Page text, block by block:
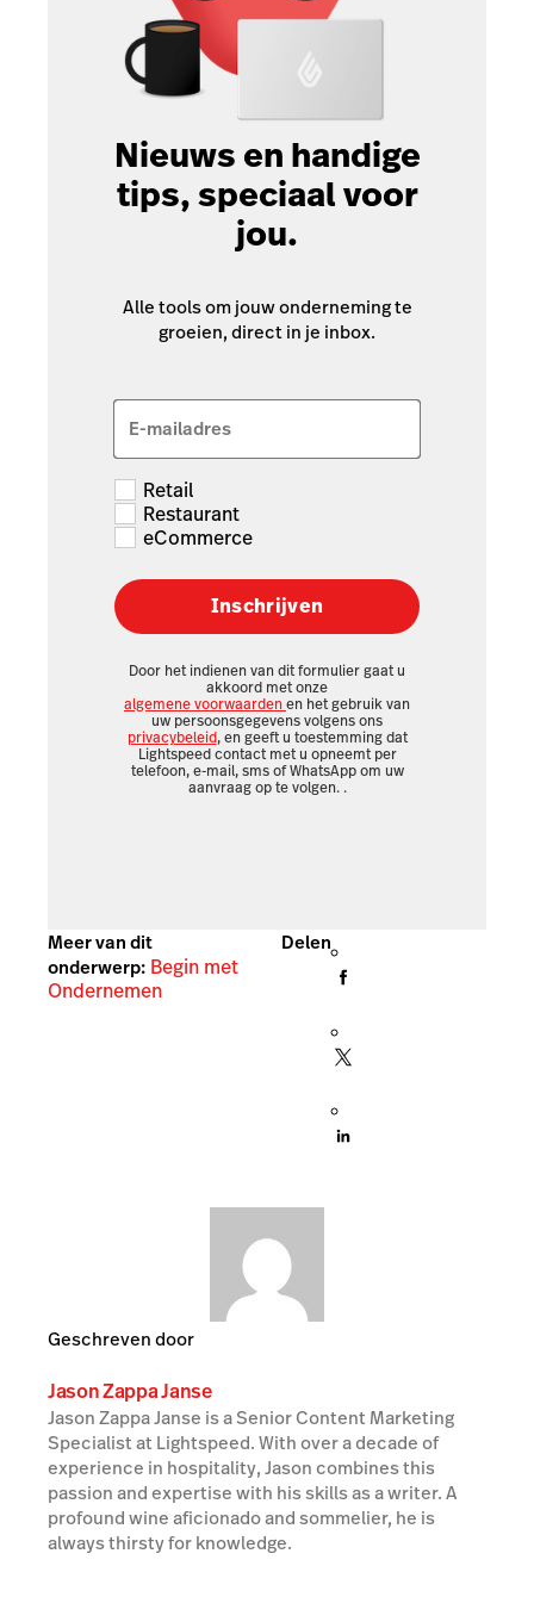
Nieuws en handige
tips, speciaal voor
jou.
Alle tools om jouw onderneming te
groeien, direct in je inbox.
E-mailadres
Retail
Restaurant
eCommerce
Inschrijven
Door het indienen van dit formulier gaat u
akkoord met onze
algemene voorwaardenen het gebruik van
uw persoonsgegevens volgens ons
privacybeleid, en geeft u toestemming dat
Lightspeed contact met u opneemt per
telefoon, e-mail, sms of WhatsApp om uw
aanvraag op te volgen. .
Meer van dit
onderwerp: Begin met
Ondernemen
Delen
Geschreven door
Jason Zappa Janse
Jason Zappa Janse is a Senior Content Marketing
Specialist at Lightspeed. With over a decade of
experience in hospitality, Jason combines this
passion and expertise with his skills as a writer. A
profound wine aficionado and sommelier, he is
always thirsty for knowledge.